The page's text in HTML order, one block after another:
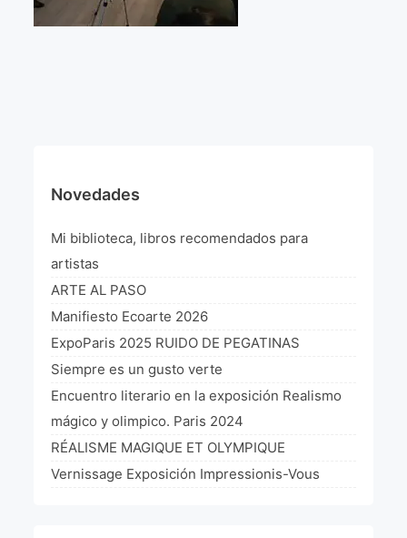
Bruit de gommettes Paris 2025
L’art Colombien à Paris 2019
L’art Latino-américain à Paris 2019
Reflecting Source. NY 2019
«Sincronías con sentido» Bogotá Colombia 2019
«Huellas trashumantes» New York 2018
Commissaire D’exposition
Novedades
Mi biblioteca, libros recomendados para
artistas
ARTE AL PASO
Manifiesto Ecoarte 2026
ExpoParis 2025 RUIDO DE PEGATINAS
Siempre es un gusto verte
Encuentro literario en la exposición Realismo
mágico y olimpico. Paris 2024
RÉALISME MAGIQUE ET OLYMPIQUE
Vernissage Exposición Impressionis-Vous